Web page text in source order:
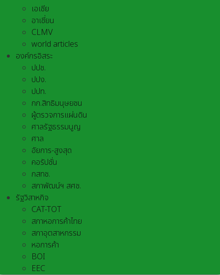
เอเชีย
อาเชี่ยน
CLMV
world articles
องค์กรอิสระ
ปปช.
ปปง.
ปปท.
กก.สิทธิมนุษยชน
ผู้ตรวจการแผ่นดิน
ศาลรัฐธรรมนูญ
ศาล
อัยการ-สูงสุด
คอรัปชั่น
กสทช.
สภาพัฒน์ฯ สศช.
รัฐวิสาหกิจ
CAT-TOT
สภาหอการค้าไทย
สภาอุตสาหกรรม
หอการค้า
BOI
EEC